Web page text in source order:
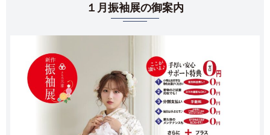
１月振袖展の御案内